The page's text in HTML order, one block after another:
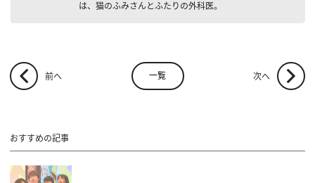
は、猫のふみさんとふたりの外科医。
前へ 一覧 次へ
おすすめの記事